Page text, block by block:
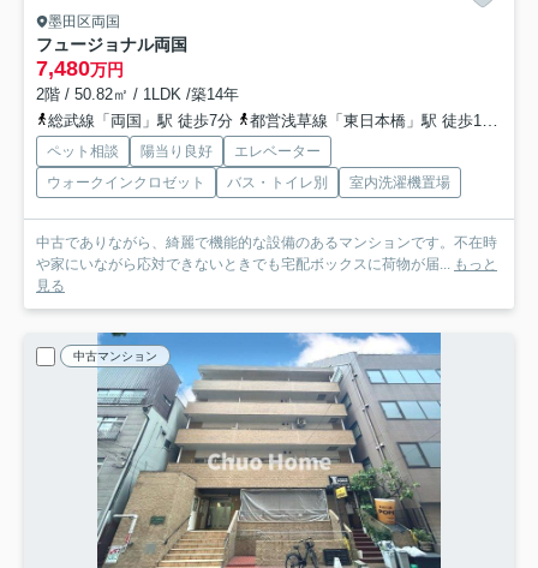
墨田区両国
フュージョナル両国
7,480万円
2階 / 50.82㎡ / 1LDK /築14年
総武線「両国」駅 徒歩7分
都営浅草線「東日本橋」駅 徒歩13分
ペット相談 陽当り良好
エレベーター
ウォークインクロゼット
バス・トイレ別 室内洗濯機置場
中古でありながら、綺麗で機能的な設備のあるマンションです。不在時
や家にいながら応対できないときでも宅配ボックスに荷物が届...
もっと
見る
中古マンション